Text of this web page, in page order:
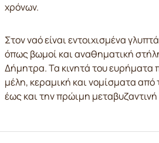
χρόνων.
Στον ναό είναι εντοιχισμένα
όπως βωμοί και αναθηματική
Δήμητρα. Τα κινητά του ευρήματα
μέλη, κεραμική και νομίσματα
έως και την πρώιμη